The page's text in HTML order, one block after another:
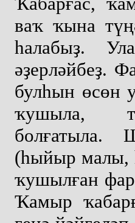
ваҡ ҡына
һалабыҙ.
әҙерләйбеҙ.
булһын өсөн
ҡушыла,
(һыйыр малы,
ҡушылған
Ҡамыр